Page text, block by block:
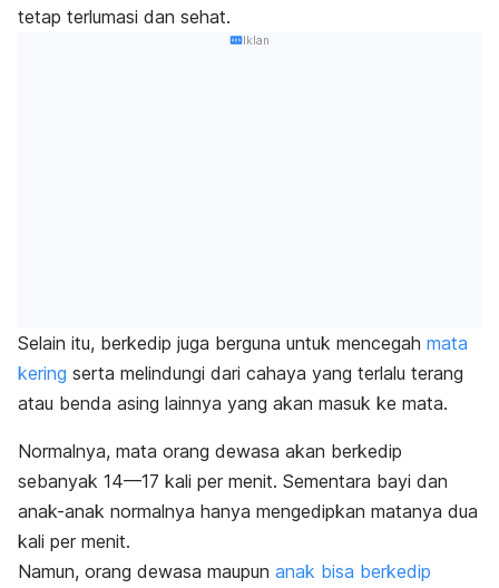
tetap terlumasi dan sehat.
Iklan
Selain itu, berkedip juga berguna untuk mencegah mata
kering serta melindungi dari cahaya yang terlalu terang
atau benda asing lainnya yang akan masuk ke mata.
Normalnya, mata orang dewasa akan berkedip
sebanyak 14—17 kali per menit. Sementara bayi dan
anak-anak normalnya hanya mengedipkan matanya dua
kali per menit.
Namun, orang dewasa maupun anak bisa berkedip